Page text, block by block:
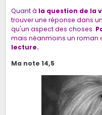
Quant à la question de la
trouver une réponse dans
qu'un aspect des choses.
mais néanmoins un roman
lecture.
Ma note 14,5